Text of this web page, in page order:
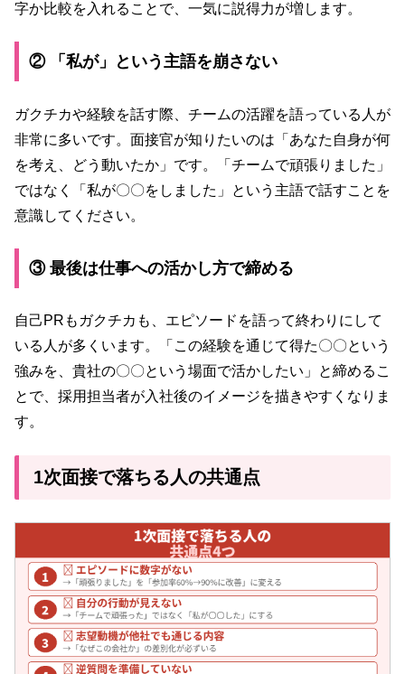
字か比較を入れることで、一気に説得力が増します。
② 「私が」という主語を崩さない
ガクチカや経験を話す際、チームの活躍を語っている人が
非常に多いです。面接官が知りたいのは「あなた自身が何
を考え、どう動いたか」です。「チームで頑張りました」
ではなく「私が〇〇をしました」という主語で話すことを
意識してください。
③ 最後は仕事への活かし方で締める
自己PRもガクチカも、エピソードを語って終わりにして
いる人が多くいます。「この経験を通じて得た〇〇という
強みを、貴社の〇〇という場面で活かしたい」と締めるこ
とで、採用担当者が入社後のイメージを描きやすくなりま
す。
1次面接で落ちる人の共通点